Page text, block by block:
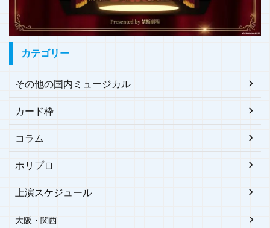
カテゴリー
その他の国内ミュージカル
カード枠
コラム
ホリプロ
上演スケジュール
大阪・関西